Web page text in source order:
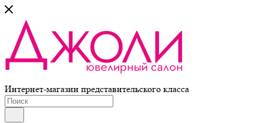
Интернет-магазин представительского класса